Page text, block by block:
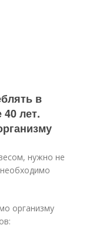
в
лет.
нужно не
организму